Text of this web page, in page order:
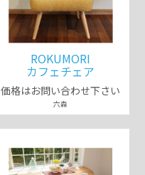
ROKUMORI
カフェチェア
価格はお問い合わせ下さい
六森